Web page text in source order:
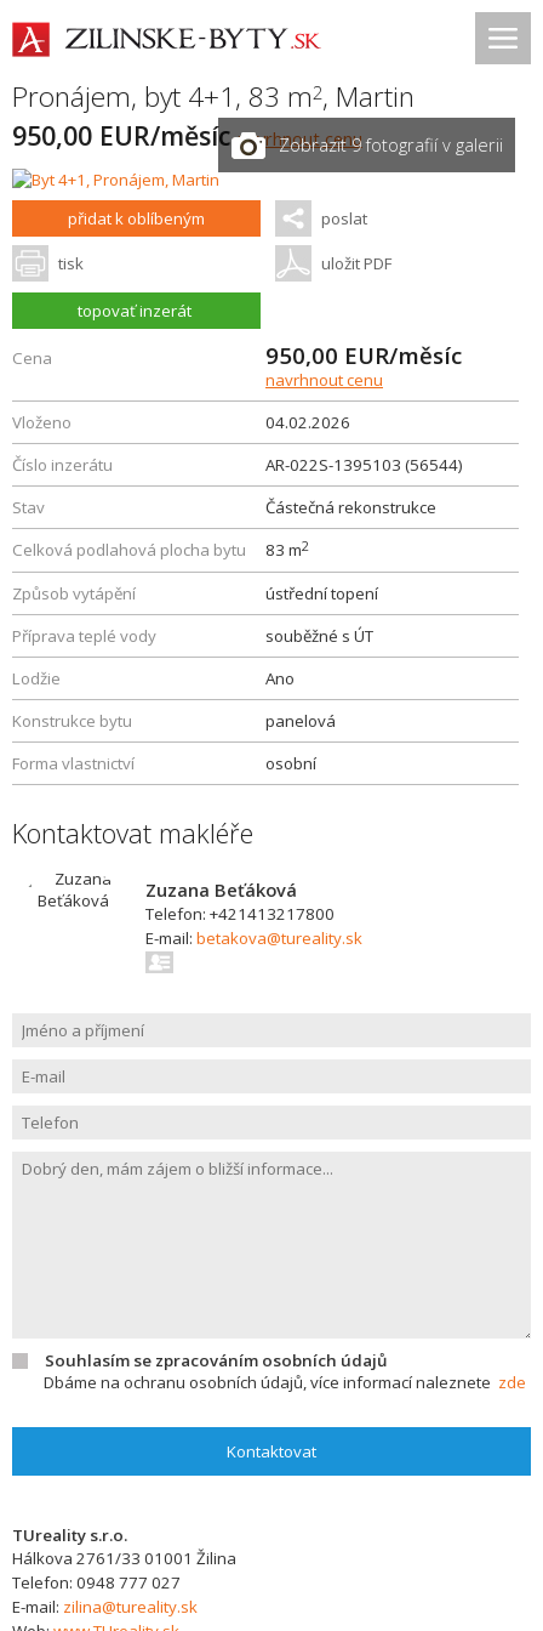
Pronájem, byt 4+1, 83 m2, Martin
950,00 EUR/měsícnavrhnout cenu
Zobrazit 9 fotografií v galerii
přidat k oblíbeným poslat
tisk uložit PDF
topovať inzerát
Cena 950,00 EUR/měsíc
navrhnout cenu
Vloženo
04.02.2026
Číslo inzerátu
AR-022S-1395103 (56544)
Stav
Částečná rekonstrukce
Celková podlahová plocha bytu
83 m2
Způsob vytápění
ústřední topení
Příprava teplé vody
souběžné s ÚT
Lodžie
Ano
Konstrukce bytu
panelová
Forma vlastnictví
osobní
Kontaktovat makléře
Zuzana Beťáková
Telefon: +421413217800
E-mail: betakova@tureality.sk
Souhlasím se zpracováním osobních údajů
Dbáme na ochranu osobních údajů, více informací naleznete zde
Kontaktovat
TUreality s.r.o.
Hálkova 2761/33 01001 Žilina
Telefon: 0948 777 027
E-mail: zilina@tureality.sk